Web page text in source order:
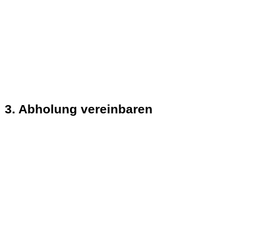
3. Abholung vereinbaren